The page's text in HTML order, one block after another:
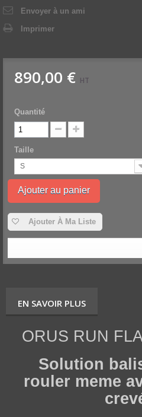
Envoyer à un ami
Imprimer
890,00 € HT
Quantité
Taille
S
Ajouter au panier
Ajouter À Ma Liste
EN SAVOIR PLUS
ORUS RUN
Solution
rouler meme